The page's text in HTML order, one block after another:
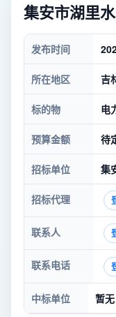
集安市湖里
发布时间
所在地区 吉
标的物 电
预算金额 待
招标单位 集
招标代理
联系人
联系电话
中标单位 暂无